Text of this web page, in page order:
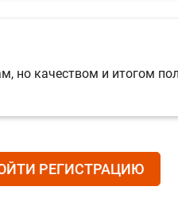
но качеством и итогом
РЕГИСТРАЦИЮ